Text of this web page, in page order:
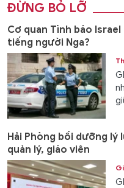
ĐỪNG BỎ LỠ
Cơ quan Tình báo
tiếng người Nga?
Hải Phòng bồi dưỡng
quản lý, giáo viên